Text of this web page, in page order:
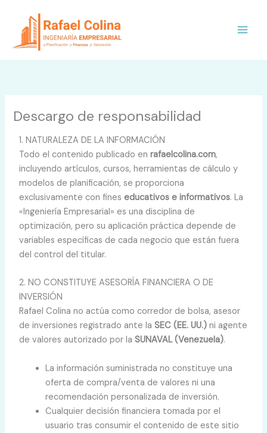
contenido
Descargo de responsabilidad
1. NATURALEZA DE LA INFORMACIÓN
Todo el contenido publicado enrafaelcolina.com,
incluyendo artículos, cursos, herramientas de cálculo y
modelos de planificación, se proporciona
exclusivamente con fineseducativos e informativos. La
«Ingeniería Empresarial» es una disciplina de
optimización, pero su aplicación práctica depende de
variables específicas de cada negocio que están fuera
del control del titular.
2. NO CONSTITUYE ASESORÍA FINANCIERA O DE
INVERSIÓN
Rafael Colina no actúa como corredor de bolsa, asesor
de inversiones registrado ante la SEC (EE. UU.) ni agente
de valores autorizado por la SUNAVAL (Venezuela).
La información suministrada no constituye una
oferta de compra/venta de valores ni una
recomendación personalizada de inversión.
Cualquier decisión financiera tomada por el
usuario tras consumir el contenido de este sitio